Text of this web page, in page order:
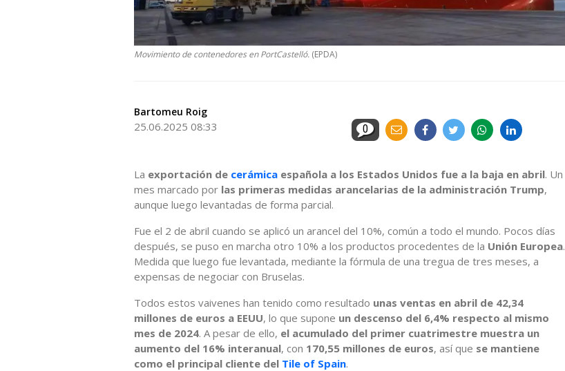
Movimiento de contenedores en PortCastelló. (EPDA)
Bartomeu Roig
25.06.2025 08:33 0
La exportación de cerámica española a los Estados Unidos fue a la baja en abril. Un
mes marcado por las primeras medidas arancelarias de la administración Trump,
aunque luego levantadas de forma parcial.
Fue el 2 de abril cuando se aplicó un arancel del 10%, común a todo el mundo. Pocos días
después, se puso en marcha otro 10% a los productos procedentes de la Unión Europea.
Medida que luego fue levantada, mediante la fórmula de una tregua de tres meses, a
expensas de negociar con Bruselas.
Todos estos vaivenes han tenido como resultado unas ventas en abril de 42,34
millones de euros a EEUU, lo que supone un descenso del 6,4% respecto al mismo
mes de 2024. A pesar de ello, el acumulado del primer cuatrimestre muestra un
aumento del 16% interanual, con 170,55 millones de euros, así que se mantiene
como el principal cliente del Tile of Spain.